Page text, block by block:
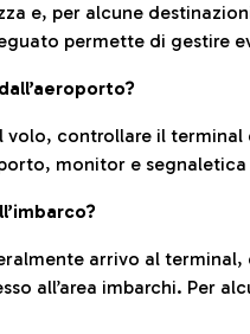
e, per alcune
permette di gestire
volo, controllare il
monitor e
arrivo al
all’area imbarchi. Per